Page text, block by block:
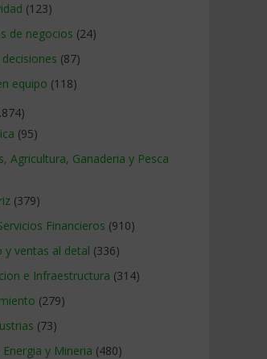
(123)
de negocios (24)
(87)
equipo (118)
(95)
Agricultura, Ganaderia y Pesca
(379)
Financieros (910)
y ventas al detal (336)
e Infraestructura (314)
(279)
(73)
y Mineria (480)